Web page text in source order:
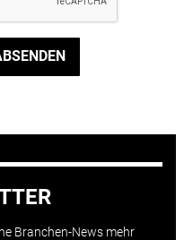
Branchen-News mehr